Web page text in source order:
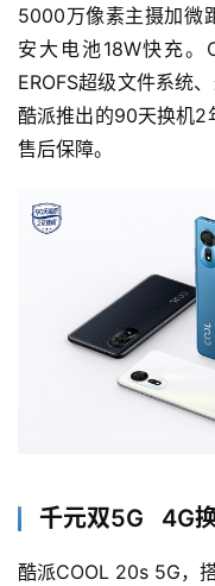
5000万像素主摄加微
安大电池18W快充。
EROFS超级文件系统
酷派推出的90天换机2
售后保障。
千元双5G 4G
酷派COOL 20s 5G，